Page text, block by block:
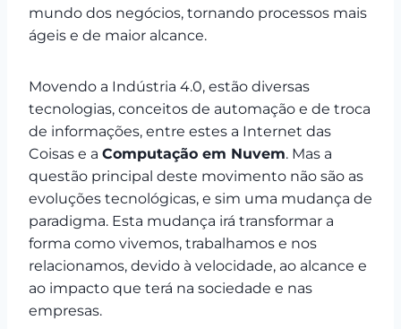
mundo dos negócios, tornando processos mais
ágeis e de maior alcance.
Movendo a Indústria 4.0, estão diversas
tecnologias, conceitos de automação e de troca
de informações, entre estes a Internet das
Coisas e a Computação em Nuvem. Mas a
questão principal deste movimento não são as
evoluções tecnológicas, e sim uma mudança de
paradigma. Esta mudança irá transformar a
forma como vivemos, trabalhamos e nos
relacionamos, devido à velocidade, ao alcance e
ao impacto que terá na sociedade e nas
empresas.